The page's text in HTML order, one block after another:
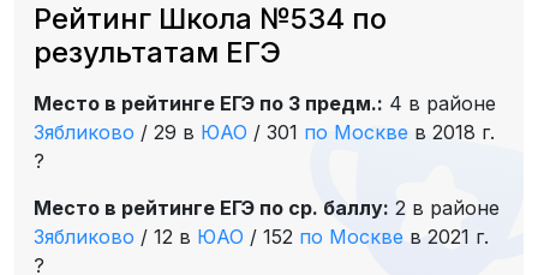
Рейтинг Школа №534 по
результатам ЕГЭ
Место в рейтинге ЕГЭ по 3 предм.: 4 в районе
Зябликово / 29 в ЮАО / 301 по Москве в 2018 г.
?
Место в рейтинге ЕГЭ по ср. баллу: 2 в районе
Зябликово / 12 в ЮАО / 152 по Москве в 2021 г.
?